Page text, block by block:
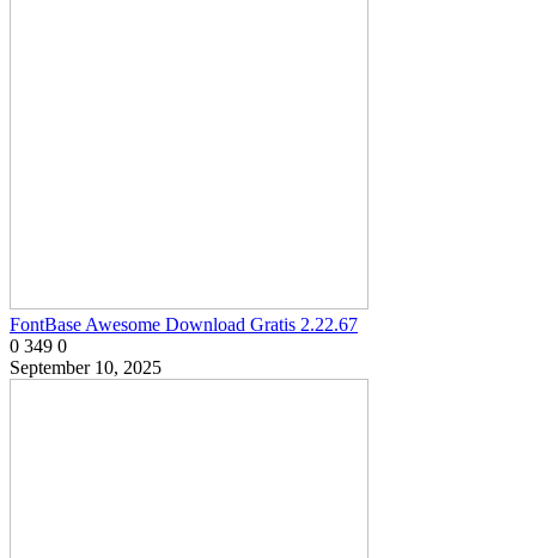
FontBase Awesome Download Gratis 2.22.67
0 349 0
September 10, 2025